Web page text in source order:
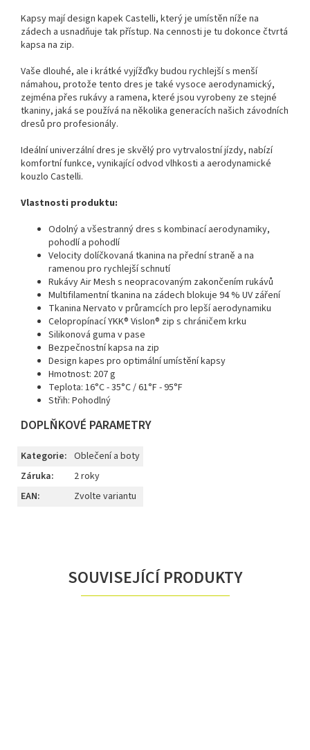
SOUVISEJÍCÍ PRODUKTY
Kapsy mají design kapek Castelli, který je umístěn níže na
zádech a usnadňuje tak přístup. Na cennosti je tu dokonce čtvrtá
kapsa na zip.
Vaše dlouhé, ale i krátké vyjížďky budou rychlejší s menší
námahou, protože tento dres je také vysoce aerodynamický,
zejména přes rukávy a ramena, které jsou vyrobeny ze stejné
tkaniny, jaká se používá na několika generacích našich závodních
dresů pro profesionály.
Ideální univerzální dres je skvělý pro vytrvalostní jízdy, nabízí
komfortní funkce, vynikající odvod vlhkosti a aerodynamické
kouzlo Castelli.
Vlastnosti produktu:
Odolný a všestranný dres s kombinací aerodynamiky,
pohodlí a pohodlí
Velocity dolíčkovaná tkanina na přední straně a na
ramenou pro rychlejší schnutí
Rukávy Air Mesh s neopracovaným zakončením rukávů
Multifilamentní tkanina na zádech blokuje 94 % UV záření
Tkanina Nervato v průramcích pro lepší aerodynamiku
Celopropínací YKK® Vislon® zip s chráničem krku
Silikonová guma v pase
Bezpečnostní kapsa na zip
Design kapes pro optimální umístění kapsy
Hmotnost: 207 g
Teplota: 16°C - 35°C / 61°F - 95°F
Střih: Pohodlný
DOPLŇKOVÉ PARAMETRY
Kategorie: Oblečení a boty
Záruka:
2 roky
EAN: Zvolte variantu